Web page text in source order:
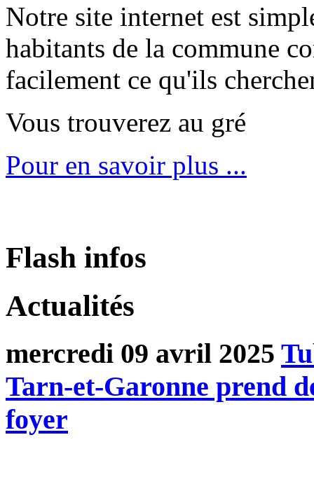
Notre site internet est
habitants de la commune
facilement ce qu'ils
Vous trouverez au gré
Pour en savoir plus ...
Flash infos
Actualités
mercredi 09 avril 2025
Tarn-et-Garonne prend
foyer